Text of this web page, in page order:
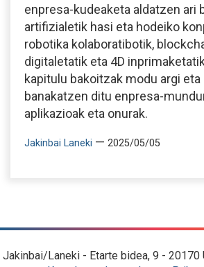
enpresa-kudeaketa aldatzen ari
artifizialetik hasi eta hodeiko
robotika kolaboratibotik,
digitaletatik eta 4D
kapitulu bakoitzak modu argi eta
banakatzen ditu enpresa-
aplikazioak eta onurak.
Jakinbai Laneki — 2025/05/05
Jakinbai/Laneki - Etarte bidea, 9 -